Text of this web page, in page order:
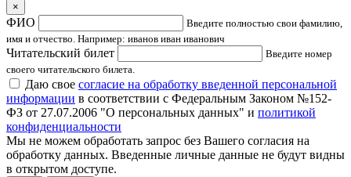
×
ФИО
Введите полностью свои фамилию,
имя и отчество. Например: иванов иван иванович
Читательский билет
Введите номер
своего читательского билета.
Даю свое согласие на обработку введенной персональной
информации в соответствии с Федеральным Законом №152-
ФЗ от 27.07.2006 "О персональных данных" и политикой
конфиденциальности
Мы не можем обработать запрос без Вашего согласия на
обработку данных. Введенные личные данные не будут видны
в открытом доступе.